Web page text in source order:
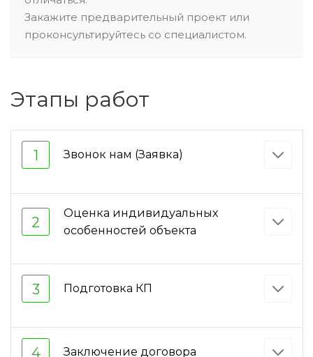
Закажите предварительный проект или
проконсультируйтесь со специалистом.
Этапы работ
1 Звонок нам (Заявка)
2
Оценка индивидуальных
особенностей объекта
3 Подготовка КП
4 Заключение договора